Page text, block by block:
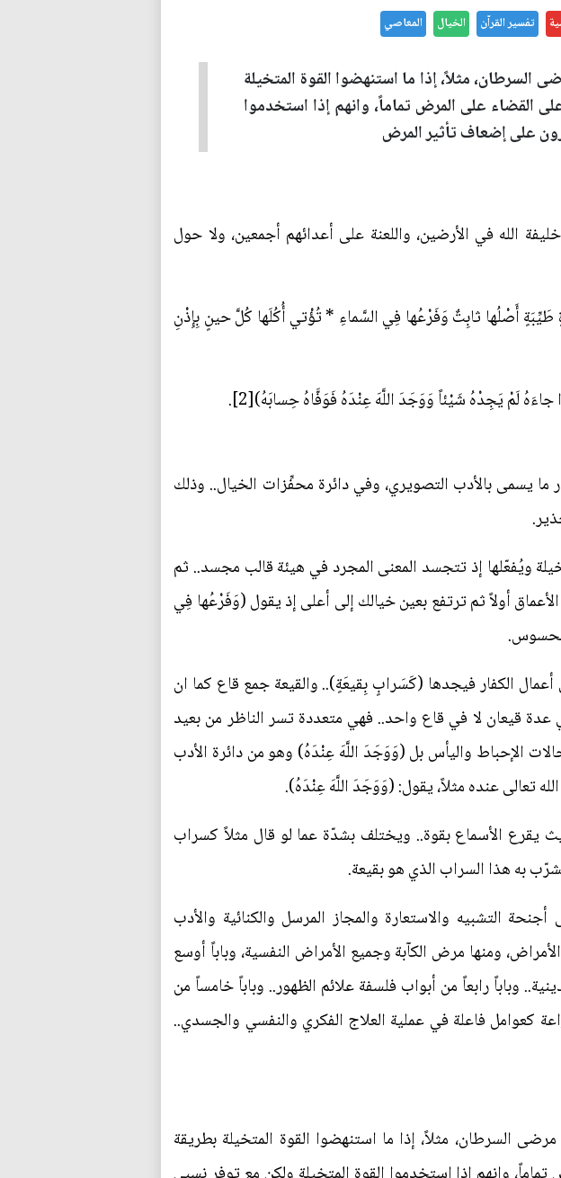
تفسير القرآن الخيال المعاصي
مثلاً، إذا ما استنهضوا القوة المتخيلة
القضاء على المرض تماماً، وانهم إذا استخدموا
على إضعاف تأثير المرض
الله في الأرضين، واللعنة على أعدائهم أجمعين، ولا حول
أَصْلُها ثابِتٌ وَفَرْعُها فِي السَّماءِ * تُؤْتي‏ أُكُلَها كُلَّ حينٍ بِإِذْنِ
لَمْ يَجِدْهُ شَيْئاً وَوَجَدَ اللَّهَ عِنْدَهُ فَوَفَّاهُ حِسابَهُ)[2].
ما يسمى بالأدب التصويري، وفي دائرة محفِّزات الخيال.. وذلك
ويُفعّلها إذ تتجسد المعنى المجرد في هيئة قالب مجسد.. ثم
أولاً ثم ترتفع بعين خيالك إلى أعلى إذ يقول (وَفَرْعُها فِي
أعمال الكفار فيجدها (كَسَرابٍ بِقيعَةٍ).. والقيعة جمع قاع كما ان
في عدة قيعان لا في قاع واحد.. فهي متعددة تسر الناظر من بعيد
الإحباط واليأس بل (وَوَجَدَ اللَّهَ عِنْدَهُ) وهو من دائرة الأدب
الأرض السهلة المنبسطة ولكن للقيعة جرس إيقاعي قوي[5].. حيث يقرع الأسماع بقوة.. ويختلف بشدّة عما لو قال مثلاً كسراب
به هذا السراب الذي هو بقيعة.
التشبيه والاستعارة والمجاز المرسل والكنائية والأدب
ومنها مرض الكآبة وجميع الأمراض النفسية، وباباً أوسع
وباباً رابعاً من أبواب فلسفة علائم الظهور.. وباباً خامساً من
كعوامل فاعلة في عملية العلاج الفكري والنفسي والجسدي..
السرطان، مثلاً، إذا ما استنهضوا القوة المتخيلة بطريقة